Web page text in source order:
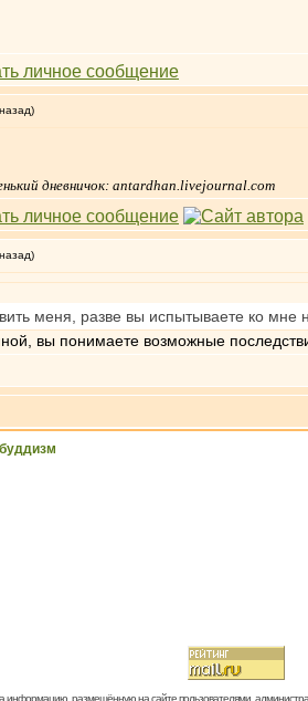
дневничок: antardhan.livejournal.com
меня, разве вы испытываете ко мне
вы понимаете возможные
информацию, размещённую на сайте пользователями,